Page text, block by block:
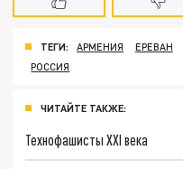
ТЕГИ: АРМЕНИЯ ЕРЕВАН
РОССИЯ
ЧИТАЙТЕ ТАКЖЕ:
Технофашисты XXI века